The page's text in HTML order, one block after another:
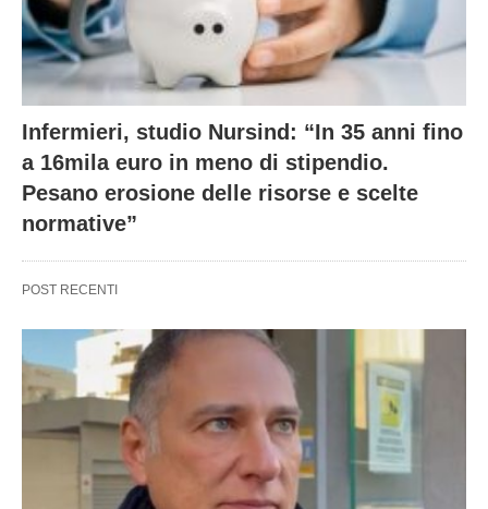
Infermieri, studio Nursind: “In 35 anni fino
a 16mila euro in meno di stipendio.
Pesano erosione delle risorse e scelte
normative”
POST RECENTI